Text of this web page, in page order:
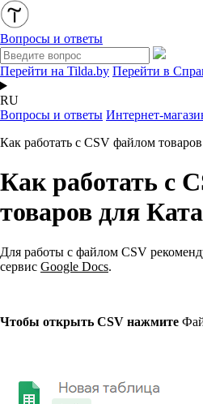
Вопросы и ответы
Перейти на Tilda.by Перейти в
RU
Вопросы и ответы Интернет-
Как работать с CSV файлом
Как работать с
товаров для
Для работы с файлом CSV
сервис Google Docs.
Чтобы открыть CSV нажмите